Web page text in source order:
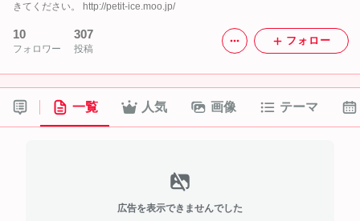
きてください。 http://petit-ice.moo.jp/
10
フォロワー
307
投稿
フォロー
一覧 人気 画像 テーマ
広告を表示できませんでした